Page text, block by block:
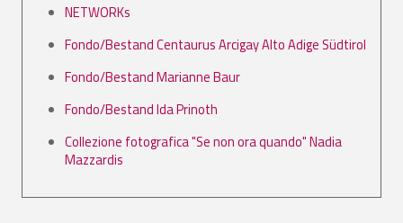
NETWORKs
Fondo/Bestand Centaurus Arcigay Alto Adige Südtirol
Fondo/Bestand Marianne Baur
Fondo/Bestand Ida Prinoth
Collezione fotografica "Se non ora quando" Nadia
Mazzardis